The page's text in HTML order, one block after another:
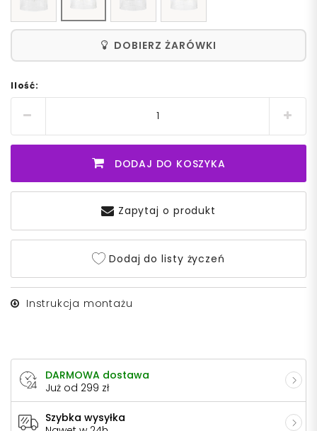
DOBIERZ ŻARÓWKI
Ilość:
DODAJ DO KOSZYKA
Zapytaj o produkt
Dodaj do listy życzeń
Instrukcja montażu
DARMOWA dostawa
Już od 299 zł
Szybka wysyłka